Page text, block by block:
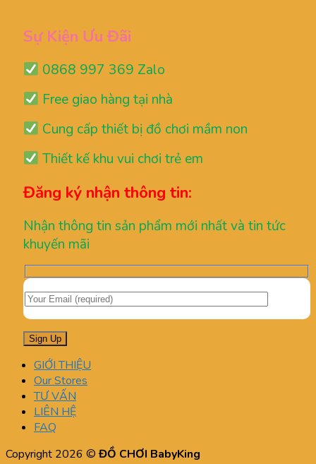
Sự Kiện Ưu Đãi
0868 997 369 Zalo
Free giao hàng tại nhà
Cung cấp thiết bị đồ chơi mầm non
Thiết kế khu vui chơi trẻ em
Đăng ký nhận thông tin:
Nhận thông tin sản phẩm mới nhất và tin tức
khuyến mãi
GIỚI THIỆU
Our Stores
TƯ VẤN
LIÊN HỆ
FAQ
Copyright 2026 ©ĐỒ CHƠI BabyKing